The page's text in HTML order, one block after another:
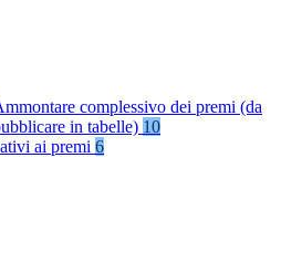
complessivo dei premi (da
in tabelle) 10
ai premi 6